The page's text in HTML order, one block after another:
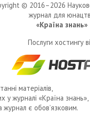
© 2016–2026
журнал для
«Країна знань»
Послуги хостингу
матеріалів,
у журналі «Країна знань»,
журнал є обов’язковим.